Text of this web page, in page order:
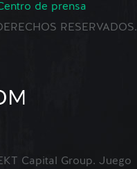
de prensa
RESERVADOS.
Capital Group. Juego